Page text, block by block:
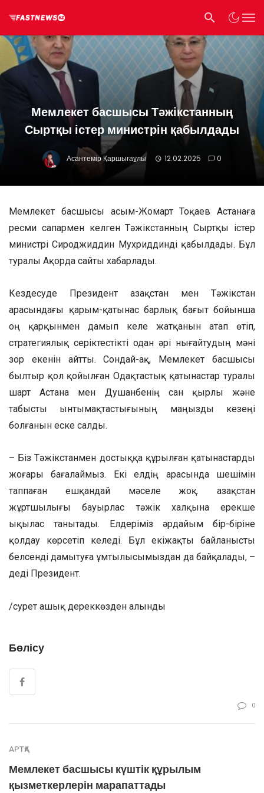
Мемлекет басшысы Тәжікстанның
Сыртқы істер министрін қабылдады
Асантемір Қаршығаұлы 12.02.2025 0
Мемлекет басшысы Қасым-Жомарт Тоқаев Астанаға
ресми сапармен келген Тәжікстанның Сыртқы істер
министрі Сироджиддин Мухриддинді қабылдады. Бұл
туралы Ақорда сайты хабарлады.
Кездесуде Президент Қазақстан мен Тәжікстан
арасындағы қарым-қатынас барлық бағыт бойынша
оң қарқынмен дамып келе жатқанын атап өтіп,
стратегиялық серіктестікті одан әрі нығайтудың мәні
зор екенін айтты. Сондай-ақ, Мемлекет басшысы
былтыр қол қойылған Одақтастық қатынастар туралы
шарт Астана мен Душанбенің сан қырлы және
табысты ынтымақтастығының маңызды кезеңі
болғанын еске салды.
– Біз Тәжікстанмен достыққа құрылған қатынастарды
жоғары бағалаймыз. Екі елдің арасында шешімін
таппаған ешқандай мәселе жоқ. Қазақстан
жұртшылығы бауырлас тәжік халқына ерекше
ықылас танытады. Елдеріміз әрдайым бір-біріне
қолдау көрсетіп келеді. Бұл екіжақты байланысты
белсенді дамытуға ұмтылысымыздан да байқалады, –
деді Президент.
/сурет ашық дереккөзден алынды
Бөлісу
0
АРТҚА
Мемлекет басшысы күштік құрылым
қызметкерлерін марапаттады